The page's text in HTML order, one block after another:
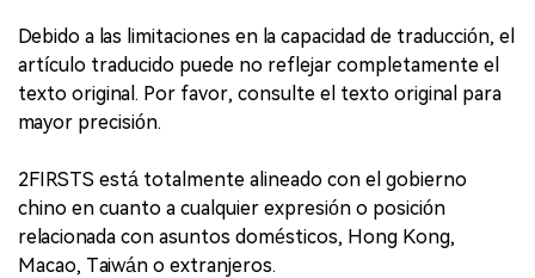
Debido a las limitaciones en la capacidad de traducción, el
artículo traducido puede no reflejar completamente el
texto original. Por favor, consulte el texto original para
mayor precisión.
2FIRSTS está totalmente alineado con el gobierno
chino en cuanto a cualquier expresión o posición
relacionada con asuntos domésticos, Hong Kong,
Macao, Taiwán o extranjeros.